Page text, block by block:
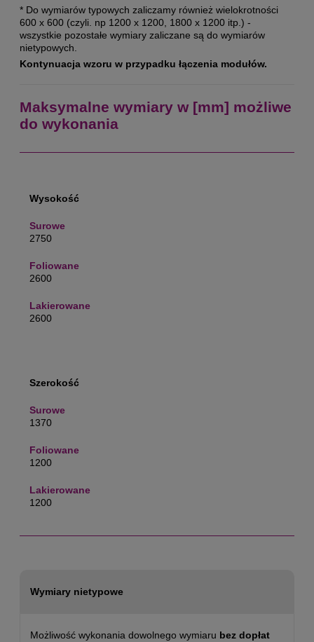
* Do wymiarów typowych zaliczamy również wielokrotności
600 x 600 (czyli. np 1200 x 1200, 1800 x 1200 itp.) -
wszystkie pozostałe wymiary zaliczane są do wymiarów
nietypowych.
Kontynuacja wzoru w przypadku łączenia modułów.
Maksymalne wymiary w [mm] możliwe
do wykonania
Wysokość
2750
2600
2600
Szerokość
1370
1200
1200
Wymiary nietypowe
Możliwość wykonania dowolnego wymiaru bez dopłat